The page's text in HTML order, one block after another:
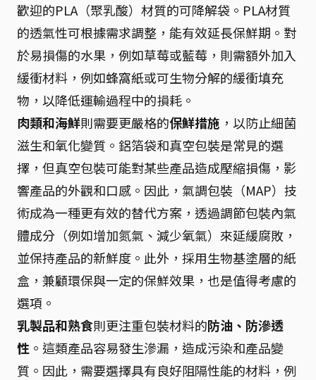
歡迎的PLA（聚乳酸）材質的可降解袋。PLA材質
的透氣性可根據需求調整，能有效延長保鮮期。對
於易損傷的水果，例如草莓或藍莓，則需額外加入
緩衝材料，例如蜂窩紙或可生物分解的緩衝填充
物，以降低運輸過程中的損耗。
肉類和海鮮則需要更嚴格的保鮮措施 ，以防止細菌
滋生和氧化變質。鋁箔袋和真空包裝是常見的選
擇，但真空包裝可能對某些產品造成壓縮損傷，影
響產品的外觀和口感。因此，氣調包裝（MAP）技
術成為一種更有效的替代方案，透過調節包裝內氣
體成分（例如增加氮氣、減少氧氣）來延緩腐敗，
並保持產品的新鮮度。此外，採用生物基塗層的紙
盒，兼顧環保與一定的保鮮效果，也是值得考慮的
選項。
乳製品和熟食則更注重包裝材料的防油、防滲透
性 。這類產品容易發生滲漏，造成污染和產品變
質。因此，需要選擇具有良好阻隔性能的材料，例